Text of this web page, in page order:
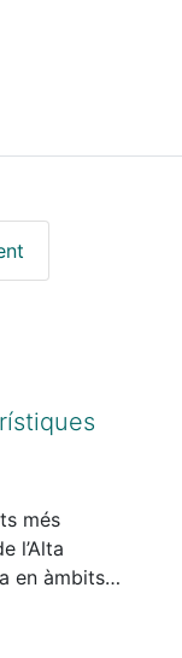
més
l’Alta
en àmbits
la